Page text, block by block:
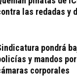
las redadas y
pondrá
y mandos
corporales